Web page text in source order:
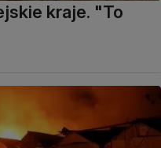
kraje. "To